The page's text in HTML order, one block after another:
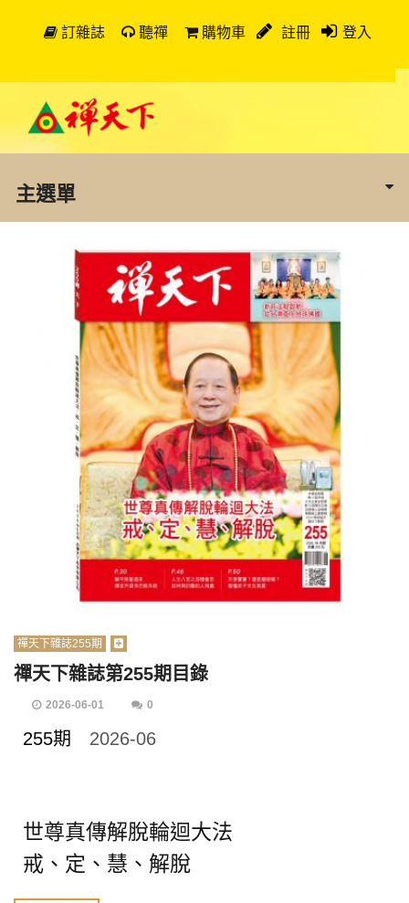
訂雜誌 聽禪 購物車 註冊 登入
主選單
禪天下雜誌255期
禪天下雜誌第255期目錄
2026-06-01 0
255期 2026-06
世尊真傳解脫輪迴大法
戒、定、慧、解脫